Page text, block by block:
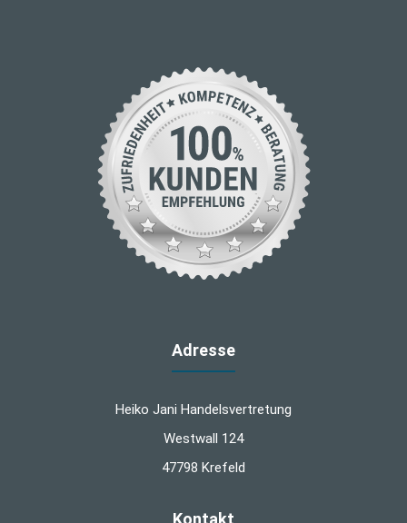
Adresse
Heiko Jani Handelsvertretung
Westwall 124
47798 Krefeld
Kontakt